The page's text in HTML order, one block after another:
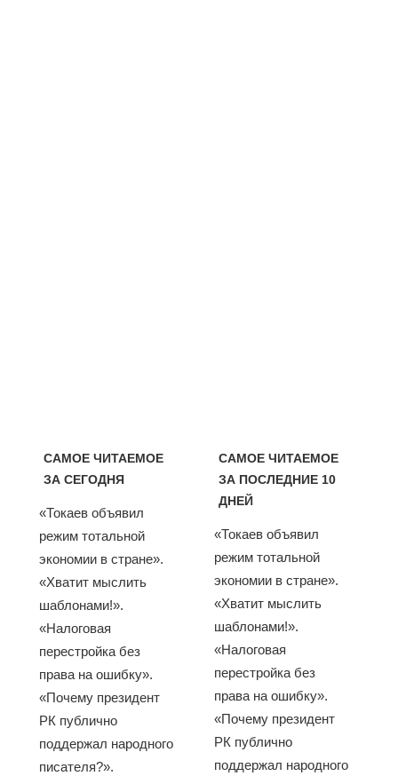
САМОЕ ЧИТАЕМОЕ
ЗА СЕГОДНЯ
«Токаев объявил
режим тотальной
экономии в стране».
«Хватит мыслить
шаблонами!».
«Налоговая
перестройка без
права на ошибку».
«Почему президент
РК публично
поддержал народного
писателя?».
САМОЕ ЧИТАЕМОЕ
ЗА ПОСЛЕДНИЕ 10
ДНЕЙ
«Токаев объявил
режим тотальной
экономии в стране».
«Хватит мыслить
шаблонами!».
«Налоговая
перестройка без
права на ошибку».
«Почему президент
РК публично
поддержал народного